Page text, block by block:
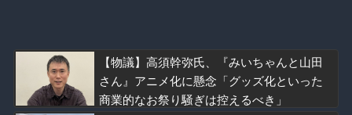
【物議】高須幹弥氏、『みいちゃんと山田
さん』アニメ化に懸念「グッズ化といった
商業的なお祭り騒ぎは控えるべき」